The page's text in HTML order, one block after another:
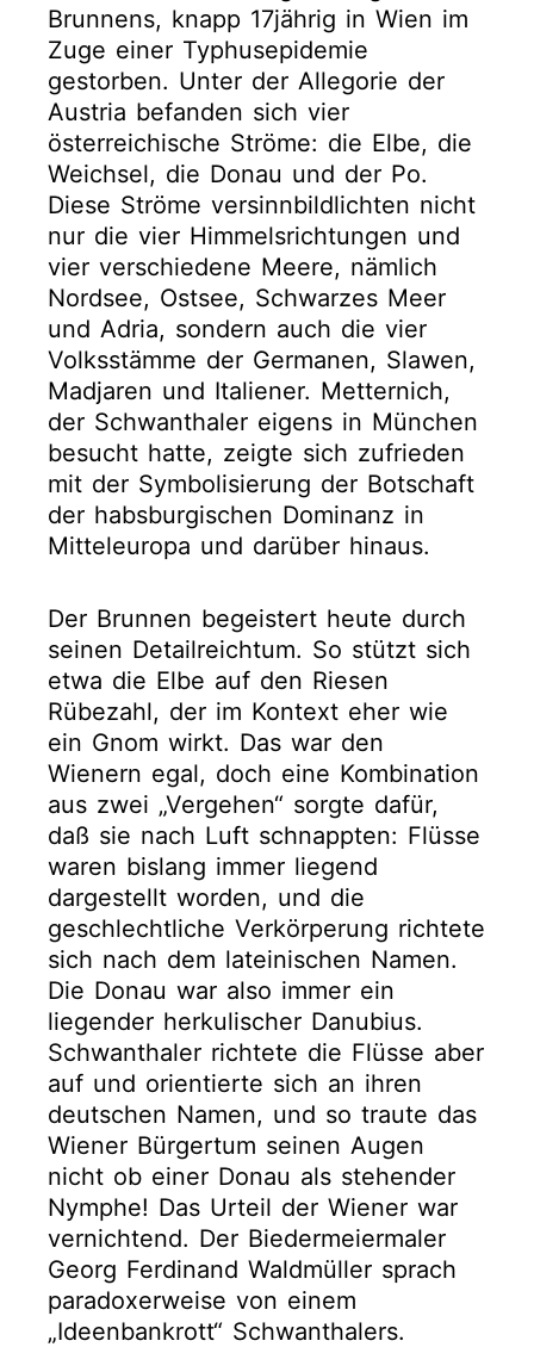
Brunnens, knapp 17jährig in Wien im
Zuge einer Typhusepidemie
gestorben. Unter der Allegorie der
Austria befanden sich vier
österreichische Ströme: die Elbe, die
Weichsel, die Donau und der Po.
Diese Ströme versinnbildlichten nicht
nur die vier Himmelsrichtungen und
vier verschiedene Meere, nämlich
Nordsee, Ostsee, Schwarzes Meer
und Adria, sondern auch die vier
Volksstämme der Germanen, Slawen,
Madjaren und Italiener. Metternich,
der Schwanthaler eigens in München
besucht hatte, zeigte sich zufrieden
mit der Symbolisierung der Botschaft
der habsburgischen Dominanz in
Mitteleuropa und darüber hinaus.
Der Brunnen begeistert heute durch
seinen Detailreichtum. So stützt sich
etwa die Elbe auf den Riesen
Rübezahl, der im Kontext eher wie
ein Gnom wirkt. Das war den
Wienern egal, doch eine Kombination
aus zwei „Vergehen“ sorgte dafür,
daß sie nach Luft schnappten: Flüsse
waren bislang immer liegend
dargestellt worden, und die
geschlechtliche Verkörperung richtete
sich nach dem lateinischen Namen.
Die Donau war also immer ein
liegender herkulischer Danubius.
Schwanthaler richtete die Flüsse aber
auf und orientierte sich an ihren
deutschen Namen, und so traute das
Wiener Bürgertum seinen Augen
nicht ob einer Donau als stehender
Nymphe! Das Urteil der Wiener war
vernichtend. Der Biedermeiermaler
Georg Ferdinand Waldmüller sprach
paradoxerweise von einem
„Ideenbankrott“ Schwanthalers.